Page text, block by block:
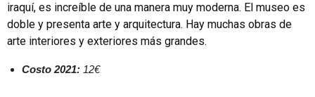
iraquí, es increíble de una manera muy moderna. El museo es
doble y presenta arte y arquitectura. Hay muchas obras de
arte interiores y exteriores más grandes.
Costo 2021: 12€